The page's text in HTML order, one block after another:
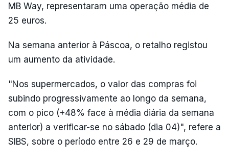
MB Way, representaram uma operação média de
25 euros.
Na semana anterior à Páscoa, o retalho registou
um aumento da atividade.
"Nos supermercados, o valor das compras foi
subindo progressivamente ao longo da semana,
com o pico (+48% face à média diária da semana
anterior) a verificar-se no sábado (dia 04)", refere a
SIBS, sobre o período entre 26 e 29 de março.